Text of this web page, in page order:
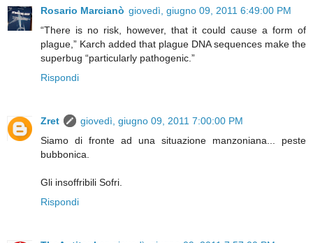
Rosario Marcianò giovedì, giugno 09, 2011 6:49:00 PM
“There is no risk, however, that it could cause a form of
plague,” Karch added that plague DNA sequences make the
superbug “particularly pathogenic.”
Rispondi
Zret
giovedì, giugno 09, 2011 7:00:00 PM
Siamo di fronte ad una situazione manzoniana... peste
bubbonica.
Gli insoffribili Sofri.
Rispondi